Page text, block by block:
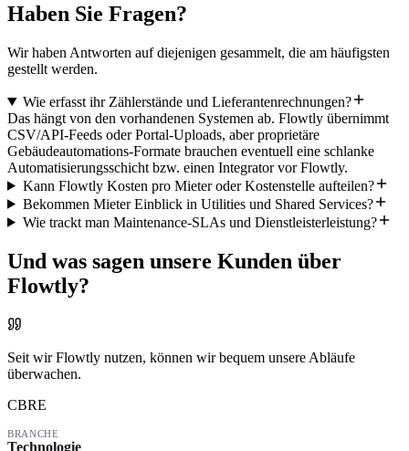
Haben Sie Fragen?
Wir haben Antworten auf diejenigen gesammelt, die am häufigsten
gestellt werden.
Wie erfasst ihr Zählerstände und Lieferantenrechnungen?
Das hängt von den vorhandenen Systemen ab. Flowtly übernimmt
CSV/API-Feeds oder Portal-Uploads, aber proprietäre
Gebäudeautomations-Formate brauchen eventuell eine schlanke
Automatisierungsschicht bzw. einen Integrator vor Flowtly.
Kann Flowtly Kosten pro Mieter oder Kostenstelle aufteilen?
Bekommen Mieter Einblick in Utilities und Shared Services?
Wie trackt man Maintenance-SLAs und Dienstleisterleistung?
Und was sagen unsere Kunden über
Flowtly?
Seit wir Flowtly nutzen, können wir bequem unsere Abläufe
überwachen.
CBRE
BRANCHE
Technologie